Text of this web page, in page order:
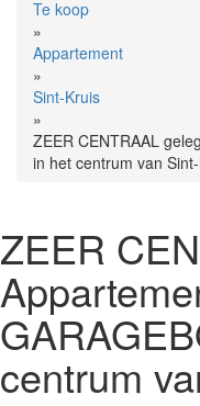
Te koop
»
Appartement
»
Sint-Kruis
»
ZEER CENTRAAL
in het centrum van
ZEER
centrum